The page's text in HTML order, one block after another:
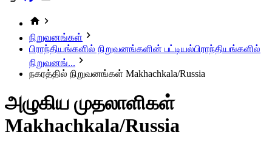
நிறுவனங்கள்
பிராந்தியங்களில் நிறுவனங்களின் பட்டியல்பிராந்தியங்களில்
நிறுவனங்...
நகரத்தில் நிறுவனங்கள் Makhachkala/Russia
அழுகிய முதலாளிகள்
Makhachkala/Russia